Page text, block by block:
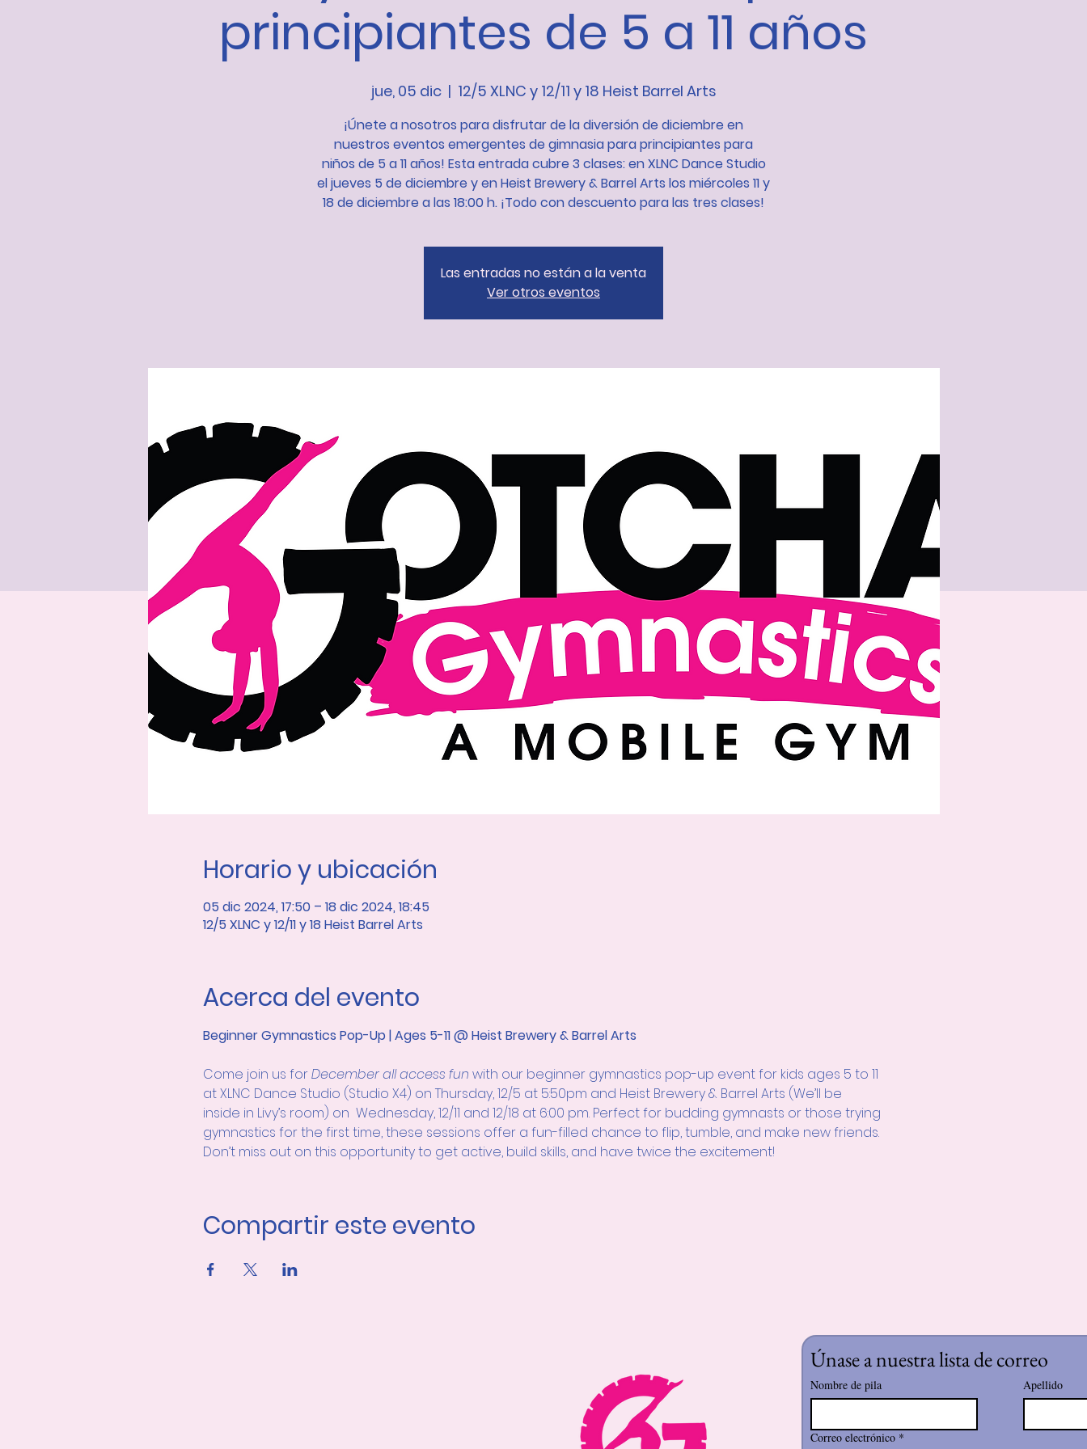
principiantes de 5 a 11 años
jue, 05 dic
  |
12/5 XLNC y 12/11 y 18 Heist Barrel Arts
¡Únete a nosotros para disfrutar de la diversión de diciembre en
nuestros eventos emergentes de gimnasia para principiantes para
niños de 5 a 11 años! Esta entrada cubre 3 clases: en XLNC Dance Studio
el jueves 5 de diciembre y en Heist Brewery & Barrel Arts los miércoles 11 y
18 de diciembre a las 18:00 h. ¡Todo con descuento para las tres clases!
Las entradas no están a la venta
Ver otros eventos
Horario y ubicación
05 dic 2024, 17:50 – 18 dic 2024, 18:45
12/5 XLNC y 12/11 y 18 Heist Barrel Arts
Acerca del evento
Beginner Gymnastics Pop-Up | Ages 5-11 @ Heist Brewery & Barrel Arts
Come join us for December all access fun with our beginner gymnastics pop-up event for kids ages 5 to 11
at XLNC Dance Studio (Studio X4) on Thursday, 12/5 at 5:50pm and Heist Brewery & Barrel Arts (We’ll be
inside in Livy’s room) on  Wednesday, 12/11 and 12/18 at 6:00 pm. Perfect for budding gymnasts or those trying
gymnastics for the first time, these sessions offer a fun-filled chance to flip, tumble, and make new friends.
Don’t miss out on this opportunity to get active, build skills, and have twice the excitement!
Compartir este evento
Únase a nuestra lista de correo
Nombre de pila Apellido
Correo electrónico *